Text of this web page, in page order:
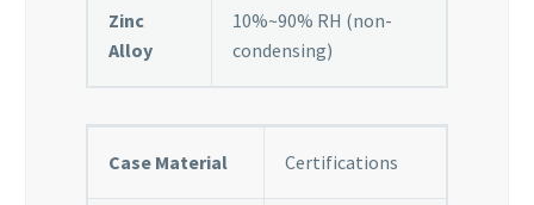
Zinc
Alloy
10%~90% RH (non-
condensing)
Case Material Certifications